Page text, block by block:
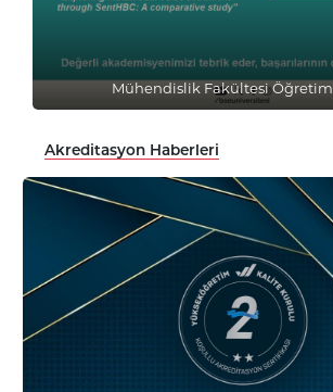
Mühendislik Fakültesi Öğretim
Akreditasyon Haberleri